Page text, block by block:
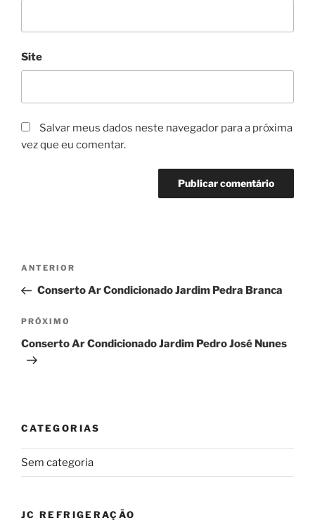
Site
Salvar meus dados neste navegador para a próxima
vez que eu comentar.
Navegação
Post
Post
anterior
ANTERIOR
Conserto Ar Condicionado Jardim Pedra Branca
Próximo
post
PRÓXIMO
Conserto Ar Condicionado Jardim Pedro José Nunes
CATEGORIAS
Sem categoria
JC REFRIGERAÇÃO